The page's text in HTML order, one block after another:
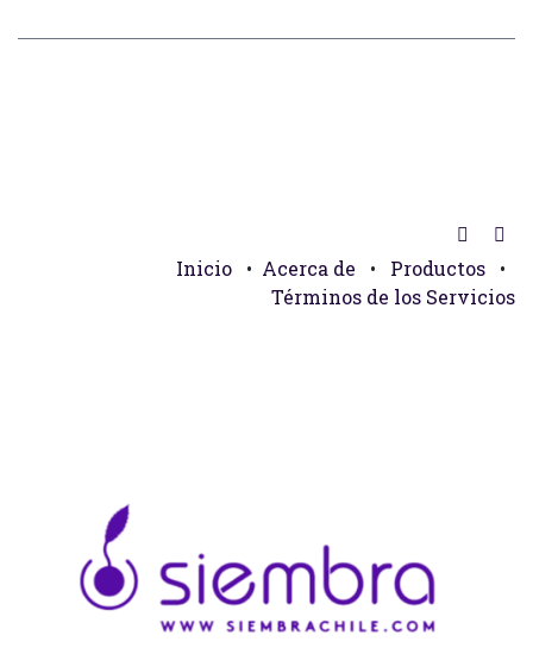
Inicio • Acerca de • Productos
•
Términos de los Servicios